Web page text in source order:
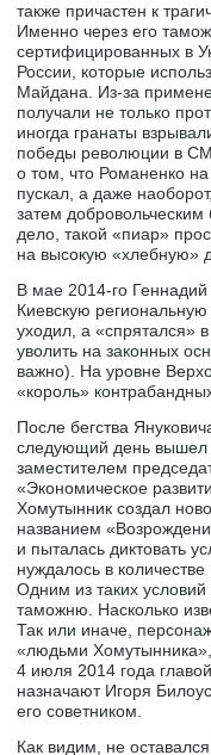
также причастен к
Именно через его
сертифицированных в
России, которые
Майдана. Из-за
получали не только
иногда гранаты
победы революции в
о том, что Романенко
пускал, а даже
затем
дело, такой «пиар»
на высокую «хлебную»
В мае 2014-го Геннадий
Киевскую
уходил, а «спрятался»
уволить на законных
важно). На уровне
«король»
После бегства
следующий день вышел
заместителем
«Экономическое
Хомутынник создал
названием
и пыталась диктовать
нуждалось в
Одним из таких
таможню. Насколько
Так или иначе,
«людьми
4 июля 2014 года
назначают Игоря
его советником.
Как видим, не